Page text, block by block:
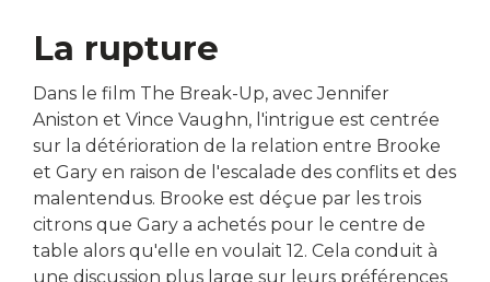
La rupture
Dans le film The Break-Up, avec Jennifer
Aniston et Vince Vaughn, l'intrigue est centrée
sur la détérioration de la relation entre Brooke
et Gary en raison de l'escalade des conflits et des
malentendus. Brooke est déçue par les trois
citrons que Gary a achetés pour le centre de
table alors qu'elle en voulait 12. Cela conduit à
une discussion plus large sur leurs préférences